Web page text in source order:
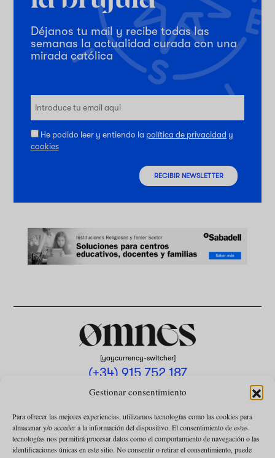
Gestionar consentimiento
Para ofrecer las mejores experiencias, utilizamos tecnologías como las cookies para
almacenar y/o acceder a la información del dispositivo. El consentimiento de estas
tecnologías nos permitirá procesar datos como el comportamiento de navegación o las
identificaciones únicas en este sitio. No consentir o retirar el consentimiento, puede
Déjanos tu mail y recibe todas las
semanas la actualidad curada con una
mirada católica
He podido leer y entiendo la política de privacidad y
cookies
RECIBIR NEWSLETTER
[yaycurrency-switcher]
(+34) 915 752 187
omnes@omnesmag.com